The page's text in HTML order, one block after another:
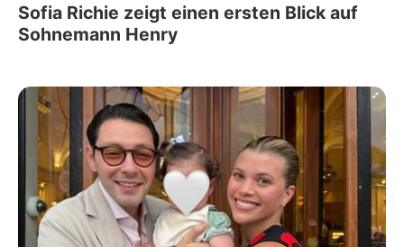
Sofia Richie zeigt einen ersten Blick auf
Sohnemann Henry